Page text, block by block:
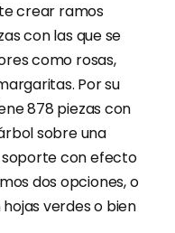
crear ramos
con las que se
como rosas,
Por su
878 piezas con
sobre una
con efecto
dos opciones, o
verdes o bien